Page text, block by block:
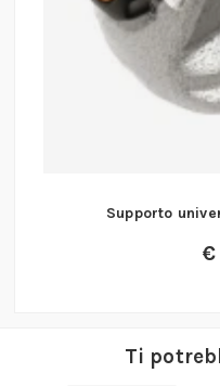
Supporto
€
Ti